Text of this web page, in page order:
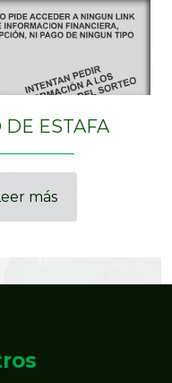
DE ESTAFA
más